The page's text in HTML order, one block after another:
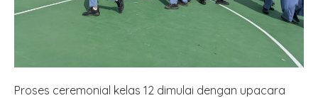
Proses ceremonial kelas 12 dimulai dengan upacara